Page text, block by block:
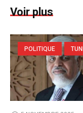
Voir plus
POLITIQUE